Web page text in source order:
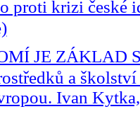
proti krizi české
JE ZÁKLAD
a
Ivan